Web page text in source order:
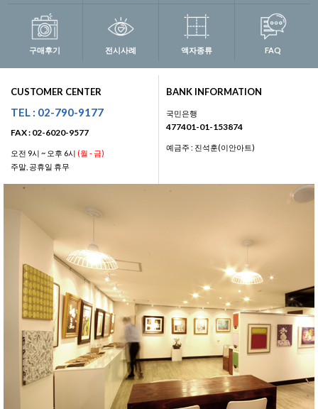
구매후기 전시사례 액자종류 FAQ
CUSTOMER CENTER
TEL : 02-790-9177
FAX : 02-6020-9577
오전 9시 ~ 오후 6시 (월 - 금)
주말, 공휴일 휴무
BANK INFORMATION
국민은행
477401-01-153874
예금주 : 진석훈(이안아트)